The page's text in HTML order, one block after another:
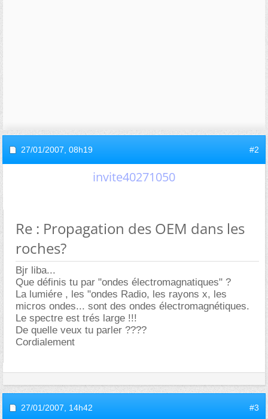
27/01/2007, 08h19 #2
invite40271050
Re : Propagation des OEM dans les
roches?
Bjr liba...
Que définis tu par "ondes électromagnatiques" ?
La lumiére , les "ondes Radio, les rayons x, les
micros ondes... sont des ondes électromagnétiques.
Le spectre est trés large !!!
De quelle veux tu parler ????
Cordialement
27/01/2007, 14h42 #3